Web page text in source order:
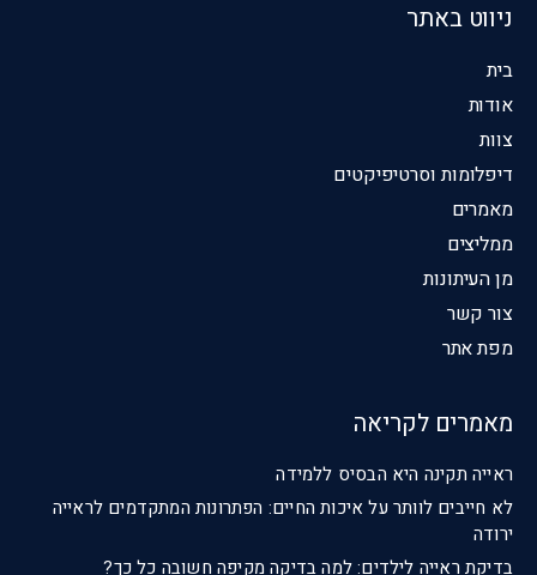
ניווט באתר
בית
אודות
צוות
דיפלומות וסרטיפיקטים
מאמרים
ממליצים
מן העיתונות
צור קשר
מפת אתר
מאמרים לקריאה
ראייה תקינה היא הבסיס ללמידה
לא חייבים לוותר על איכות החיים: הפתרונות המתקדמים לראייה
ירודה
בדיקת ראייה לילדים: למה בדיקה מקיפה חשובה כל כך?